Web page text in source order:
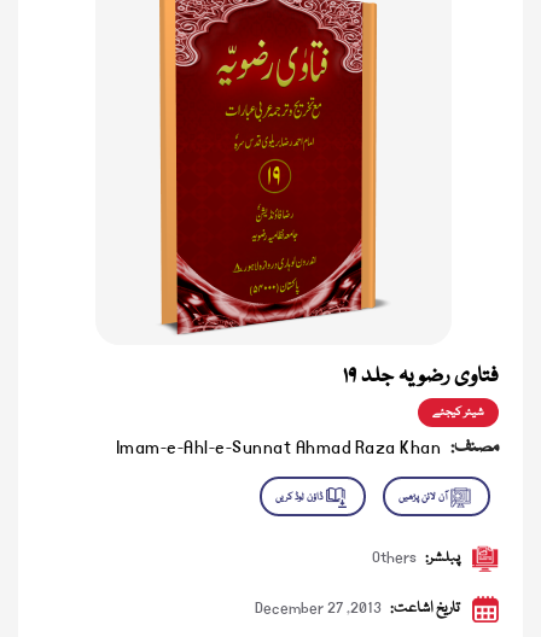
فتاوی رضویہ جلد ۱۹
شیئر کیجئے
مصنف: Imam-e-Ahl-e-Sunnat Ahmad Raza Khan
پبلشر: Others
تاریخ اشاعت: December 27 ,2013